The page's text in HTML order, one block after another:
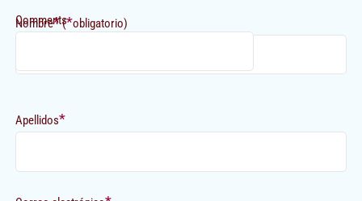
Comments
Nombre*(*obligatorio)
Apellidos*